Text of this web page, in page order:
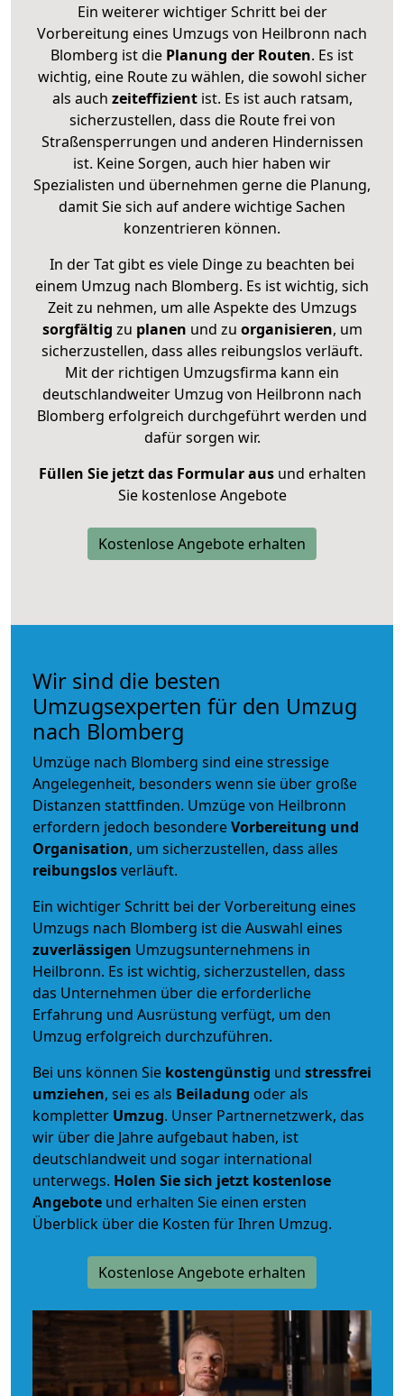
Ein weiterer wichtiger Schritt bei der
Vorbereitung eines Umzugs von Heilbronn nach
Blomberg ist die Planung der Routen. Es ist
wichtig, eine Route zu wählen, die sowohl sicher
als auch zeiteffizientist. Es ist auch ratsam,
sicherzustellen, dass die Route frei von
Straßensperrungen und anderen Hindernissen
ist. Keine Sorgen, auch hier haben wir
Spezialisten und übernehmen gerne die Planung,
damit Sie sich auf andere wichtige Sachen
konzentrieren können.
In der Tat gibt es viele Dinge zu beachten bei
einem Umzug nach Blomberg. Es ist wichtig, sich
Zeit zu nehmen, um alle Aspekte des Umzugs
sorgfältig zu planen und zu organisieren, um
sicherzustellen, dass alles reibungslos verläuft.
Mit der richtigen Umzugsfirma kann ein
deutschlandweiter Umzug von Heilbronn nach
Blomberg erfolgreich durchgeführt werden und
dafür sorgen wir.
Füllen Sie jetzt das Formular ausund erhalten
Sie kostenlose Angebote
Kostenlose Angebote erhalten
Wir sind die besten
Umzugsexperten für den Umzug
nach Blomberg
Umzüge nach Blomberg sind eine stressige
Angelegenheit, besonders wenn sie über große
Distanzen stattfinden. Umzüge von Heilbronn
erfordern jedoch besondereVorbereitung und
Organisation, um sicherzustellen, dass alles
reibungslosverläuft.
Ein wichtiger Schritt bei der Vorbereitung eines
Umzugs nach Blomberg ist die Auswahl eines
zuverlässigen Umzugsunternehmens in
Heilbronn. Es ist wichtig, sicherzustellen, dass
das Unternehmen über die erforderliche
Erfahrung und Ausrüstung verfügt, um den
Umzug erfolgreich durchzuführen.
Bei uns können Sie kostengünstig und stressfrei
umziehen, sei es als Beiladung oder als
kompletter Umzug. Unser Partnernetzwerk, das
wir über die Jahre aufgebaut haben, ist
deutschlandweit und sogar international
unterwegs. Holen Sie sich jetzt kostenlose
Angebote und erhalten Sie einen ersten
Überblick über die Kosten für Ihren Umzug.
Kostenlose Angebote erhalten